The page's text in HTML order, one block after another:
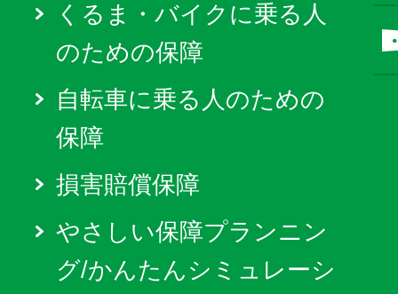
くるま・バイクに乗る人
のための保障
自転車に乗る人のための
保障
損害賠償保障
やさしい保障プランニン
グ/かんたんシミュレーシ